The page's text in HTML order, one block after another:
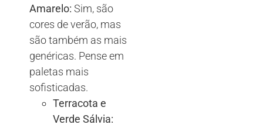
Amarelo: Sim, são
cores de verão, mas
são também as mais
genéricas. Pense em
paletas mais
sofisticadas.
Terracota e
Verde Sálvia: